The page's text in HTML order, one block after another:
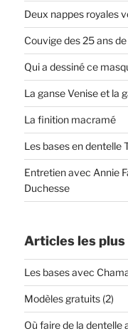
Deux nappes royales
Couvige des 25 ans
Qui a dessiné ce
La ganse Venise et la
La finition macramé
Les bases en dentelle
Entretien avec Annie
Duchesse
Articles les
Les bases avec
Modèles gratuits (2)
Où faire de la dentelle